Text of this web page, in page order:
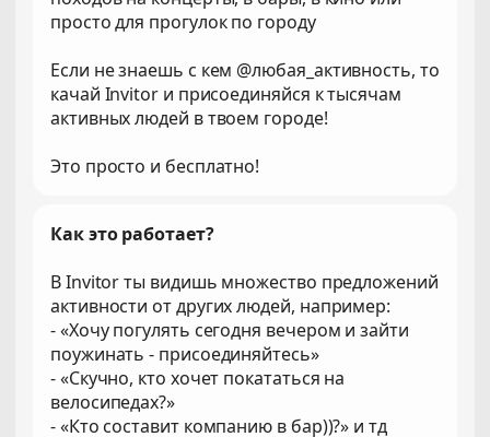
просто для прогулок по городу
Если не знаешь с кем @любая_активность, то
качай Invitor и присоединяйся к тысячам
активных людей в твоем городе!
Это просто и бесплатно!
Как это работает?
В Invitor ты видишь множество предложений
активности от других людей, например:
- «Хочу погулять сегодня вечером и зайти
поужинать - присоединяйтесь»
- «Скучно, кто хочет покататься на
велосипедах?»
- «Кто составит компанию в бар))?» и тд